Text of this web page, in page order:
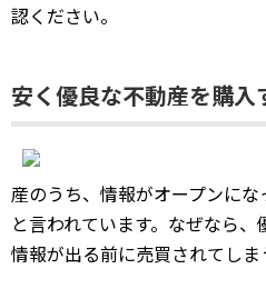
認ください。
安く優良な不動産を購入
産のうち、情報がオープンに
と言われています。なぜなら
情報が出る前に売買されてしま